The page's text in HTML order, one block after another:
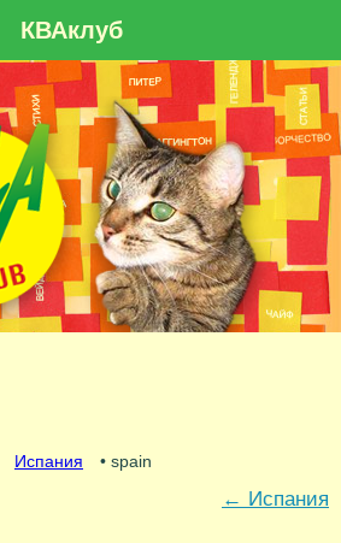
Испания • spain
← Испания
КВАклуб